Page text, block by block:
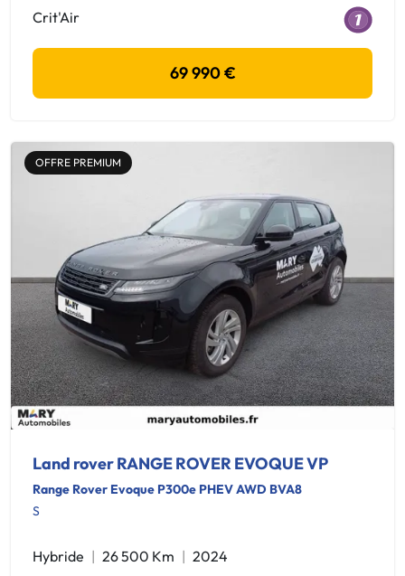
Crit'Air
69 990 €
OFFRE PREMIUM
Land rover RANGE ROVER EVOQUE VP
Range Rover Evoque P300e PHEV AWD BVA8
S
Hybride 26 500 Km
2024